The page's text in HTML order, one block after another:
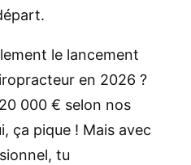
le lancement
en 2026 ?
000 € selon nos
ça pique ! Mais avec
tu